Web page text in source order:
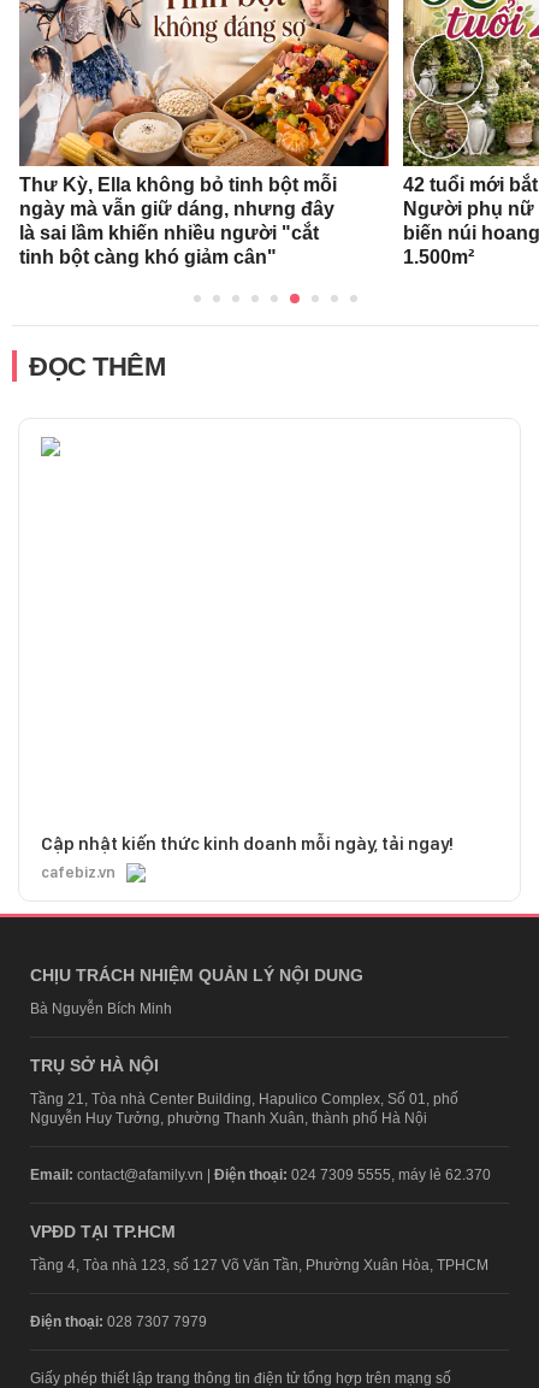
Thư Kỳ, Ella không bỏ tinh bột mỗi
ngày mà vẫn giữ dáng, nhưng đây
là sai lầm khiến nhiều người "cắt
tinh bột càng khó giảm cân"
42 tuổi mới
Người phụ nữ
biến núi
1.500m²
ĐỌC THÊM
Cập nhật kiến thức kinh doanh mỗi ngày, tải ngay!
cafebiz.vn
CHỊU TRÁCH NHIỆM QUẢN LÝ NỘI DUNG
Bà Nguyễn Bích Minh
TRỤ SỞ HÀ NỘI
Tầng 21, Tòa nhà Center Building, Hapulico Complex, Số 01, phố
Nguyễn Huy Tưởng, phường Thanh Xuân, thành phố Hà Nội
Email: contact@afamily.vn | Điện thoại: 024 7309 5555, máy lẻ 62.370
VPĐD TẠI TP.HCM
Tầng 4, Tòa nhà 123, số 127 Võ Văn Tần, Phường Xuân Hòa, TPHCM
Điện thoại: 028 7307 7979
Giấy phép thiết lập trang thông tin điện tử tổng hợp trên mạng số